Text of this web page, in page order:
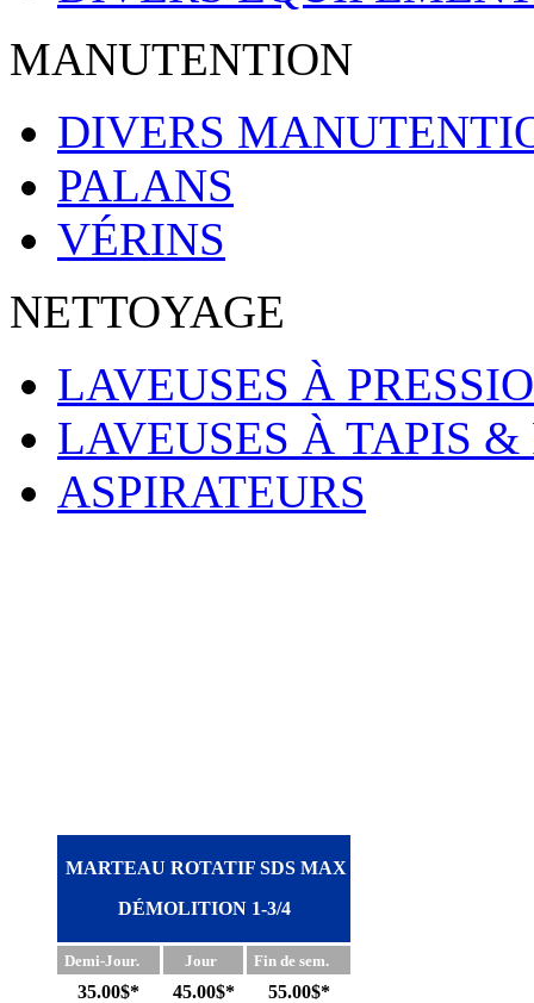
MANUTENTION
DIVERS
PALANS
VÉRINS
NETTOYAGE
LAVEUSES À
LAVEUSES À TAPIS
ASPIRATEURS
MARTEAU ROTATIF SDS MAX
DÉMOLITION 1-3/4
Demi-Jour. Jour Fin de sem.
35.00$* 45.00$* 55.00$*